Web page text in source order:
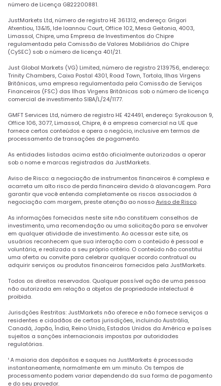
número de Licença GB22200881.
JustMarkets Ltd, número de registro HE 361312, endereço: Grigori
Afxentiou, 13&15, Ide Ioannou Court, Office 102, Mesa Geitonia, 4003,
Limassol, Chipre, uma Empresa de Investimentos do Chipre
regulamentada pela Comissão de Valores Mobiliários do Chipre
(CySEC) sob o número de licença 401/21.
Just Global Markets (VG) Limited, número de registro 2139756, endereço:
Trinity Chambers, Caixa Postal 4301, Road Town, Tortola, Ilhas Virgens
Britânicas, uma empresa regulamentada pela Comissão de Serviços
Financeiros (FSC) das Ilhas Virgens Britânicas sob o número de licença
comercial de investimento SIBA/L/24/1177.
GMFT Services Ltd, número de registro HE 424491, endereço: Syrakouson 9,
Office 106, 3077, Limassol, Chipre, é a empresa comercial na UE que
fornece certos conteúdos e opera o negócio, inclusive em termos de
processamento de transações de pagamento.
As entidades listadas acima estão oficialmente autorizadas a operar
sob o nome e marcas registradas da JustMarkets.
Aviso de Risco: a negociação de instrumentos financeiros é complexa e
acarreta um alto risco de perda financeira devido à alavancagem. Para
garantir que você entenda completamente os riscos associados à
negociação com margem, preste atenção ao nossoAviso de Risco.
As informações fornecidas neste site não constituem conselhos de
investimento, uma recomendação ou uma solicitação para se envolver
em qualquer atividade de investimento. Ao acessar este site, os
usuários reconhecem que sua interação com o conteúdo é pessoal e
voluntária, e realizada a seu próprio critério. O conteúdo não constitui
uma oferta ou convite para celebrar qualquer acordo contratual ou
adquirir serviços ou produtos financeiros fornecidos pela JustMarkets.
Todos os direitos reservados. Qualquer possível ação de uma pessoa
não autorizada em relação a objetos de propriedade intelectual é
proibida.
Jurisdções Restritas: JustMarkets não oferece e não fornece serviços a
residentes e cidadãos de certas jurisdições, incluindo Austrália,
Canadá, Japão, Índia, Reino Unido, Estados Unidos da América e países
sujeitos a sanções internacionais impostas por autoridades
regulatórias.
¹ A maioria dos depósitos e saques na JustMarkets é processada
instantaneamente, normalmente em um minuto. Os tempos de
processamento podem variar dependendo da sua forma de pagamento
e do seu provedor.